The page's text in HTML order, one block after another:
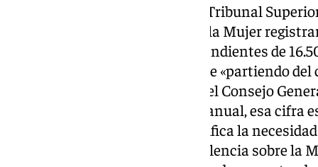
En 2024, según la memoria del Tribunal
los juzgados de Violencia sobre la Mujer
57.218. Arrastran una lista de pendientes de
memoria, el TSJA advertía de que «partiendo
indicador referencial fijado por el Consejo
asuntos como carga de trabajo anual, esa cifra
juzgados exclusivos, lo que justifica la
judiciales especializadas en Violencia sobre la